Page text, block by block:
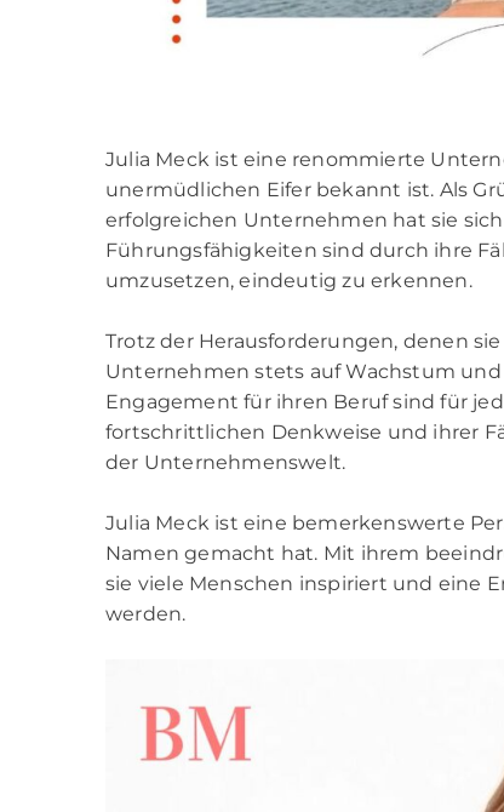
Julia Meck ist eine renommierte
unermüdlichen Eifer bekannt ist. Als
erfolgreichen Unternehmen hat sie
Führungsfähigkeiten sind durch ihre
umzusetzen, eindeutig zu erkennen.
Trotz der Herausforderungen, denen
Unternehmen stets auf Wachstum
Engagement für ihren Beruf sind für
fortschrittlichen Denkweise und ihrer
der Unternehmenswelt.
Julia Meck ist eine bemerkenswerte
Namen gemacht hat. Mit ihrem
sie viele Menschen inspiriert und eine
werden.